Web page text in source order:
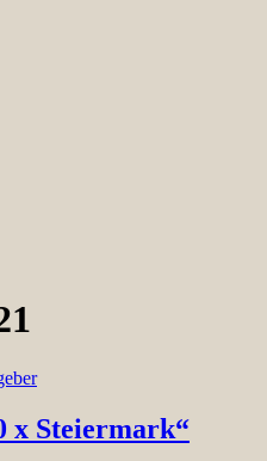
x Steiermark“